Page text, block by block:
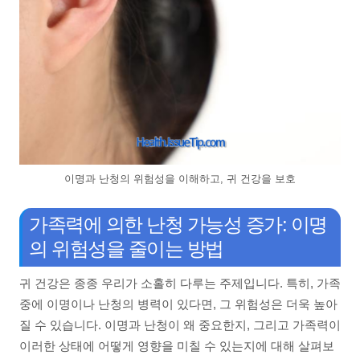
이명과 난청의 위험성을 이해하고, 귀 건강을 보호
가족력에 의한 난청 가능성 증가: 이명
의 위험성을 줄이는 방법
귀 건강은 종종 우리가 소홀히 다루는 주제입니다. 특히, 가족
중에 이명이나 난청의 병력이 있다면, 그 위험성은 더욱 높아
질 수 있습니다. 이명과 난청이 왜 중요한지, 그리고 가족력이
이러한 상태에 어떻게 영향을 미칠 수 있는지에 대해 살펴보